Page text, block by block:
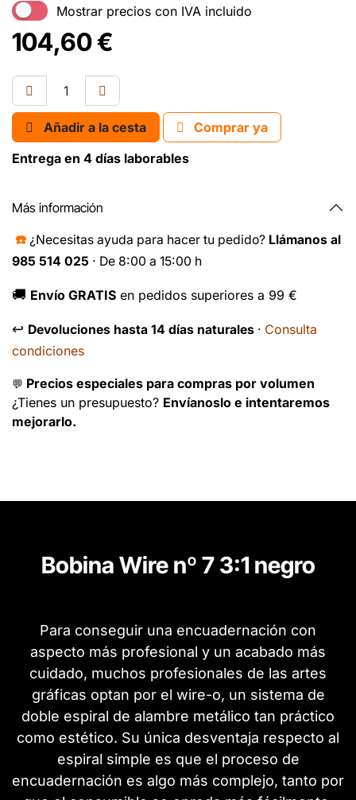
Mostrar precios con IVA incluido
104,60€
Añadir a la cesta
Comprar ya
Entrega en 4 días laborables
Más información
☎️ ¿Necesitas ayuda para hacer tu pedido? Llámanos al
985 514 025 · De 8:00 a 15:00 h
🚚 Envío GRATIS en pedidos superiores a 99 €
↩️ Devoluciones hasta 14 días naturales · Consulta
condiciones
💬 Precios especiales para compras por volumen
¿Tienes un presupuesto? Envíanoslo e intentaremos
mejorarlo.
Bobina Wire nº 7 3:1 negro
Para conseguir una encuadernación con
aspecto más profesional y un acabado más
cuidado, muchos profesionales de las artes
gráficas optan por el wire-o, un sistema de
doble espiral de alambre metálico tan práctico
como estético. Su única desventaja respecto al
espiral simple es que el proceso de
encuadernación es algo más complejo, tanto por